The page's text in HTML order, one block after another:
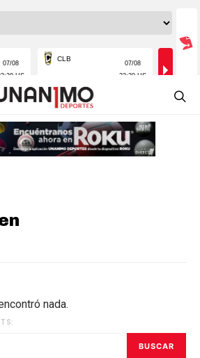
nada.
BUSCAR